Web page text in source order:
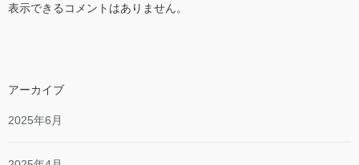
表示できるコメントはありません。
アーカイブ
2025年6月